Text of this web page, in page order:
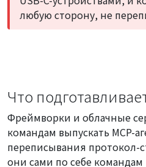
любую сторону, не
Что
Фреймворки и облачные
командам выпускать MCP-
переписывания протокол-
они сами по себе